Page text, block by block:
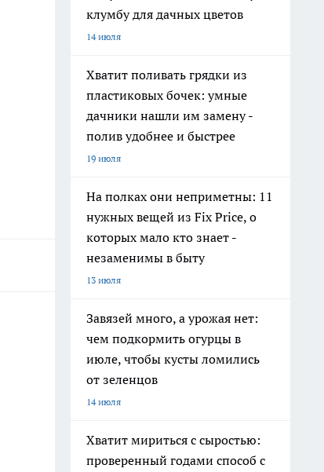
клумбу для дачных цветов
14 июля
Хватит поливать грядки из
пластиковых бочек: умные
дачники нашли им замену -
полив удобнее и быстрее
19 июля
На полках они неприметны: 11
нужных вещей из Fix Price, о
которых мало кто знает -
незаменимы в быту
13 июля
Завязей много, а урожая нет:
чем подкормить огурцы в
июле, чтобы кусты ломились
от зеленцов
14 июля
Хватит мириться с сыростью:
проверенный годами способ с